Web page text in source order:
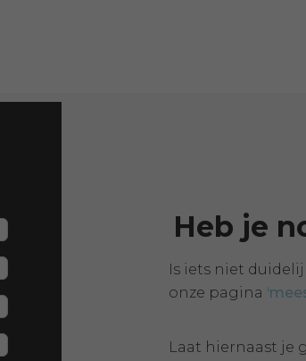
Heb je
Is iets niet
onze pagina
Laat hiernaast je